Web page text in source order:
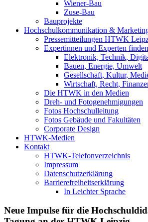
Wiener-Bau
Zuse-Bau
Bauprojekte
Hochschulkommunikation &
Pressemitteilungen HTWK
Expertinnen und Experten finden
Elektronik, Technik,
Bauen, Energie, Umwelt
Gesellschaft, Kultur,
Wirtschaft, Recht,
Die HTWK in den Medien
Dreh- und Fotogenehmigungen
Fotos Hochschulleitung
Fotos Gebäude und Fakultäten
Corporate Design
HTWK-Medien
Kontakt
HTWK-Telefonverzeichnis
Impressum
Datenschutzerklärung
Barrierefreiheitserklärung
In Leichter Sprache
Neue Impulse für die